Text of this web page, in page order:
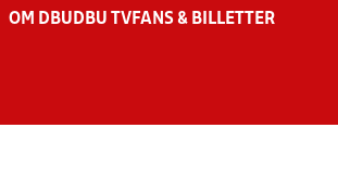
OM DBU DBU TV FANS & BILLETTER